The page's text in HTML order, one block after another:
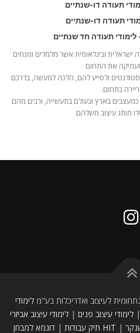
תעודה דו-שנתיים
תעודה דו-שנתיים
לימודי תעודה חד שנתיים
ישראלית ובינלאומית אשר מלמדים ומנחים
את התחום
ולסייע להם, הלכה למעשה, בדרכם
בתחום.
כמעצבים בארץ ובעולם בתעשייה, ורבים מהם
מותג עיצוב משלהם.
לימודי
| לימודי עיצוב פנים | לימודי עיצוב אביזרי
|
HIT תיק עבודות | דוגמא למבחן